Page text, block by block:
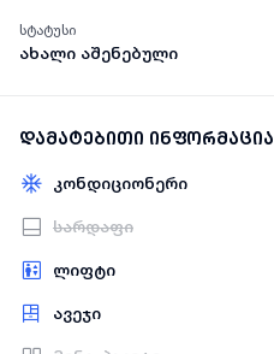
სტატუსი
ახალი აშენებული
დამატებითი ინფორმაცია
კონდიციონერი
სარდაფი
ლიფტი
ავეჯი